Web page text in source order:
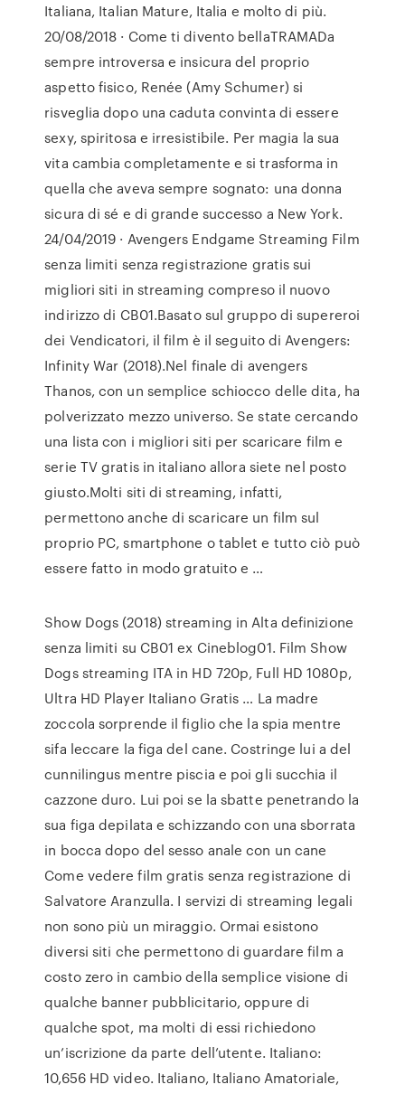
Italiana, Italian Mature, Italia e molto di più.
20/08/2018 · Come ti divento bellaTRAMADa
sempre introversa e insicura del proprio
aspetto fisico, Renée (Amy Schumer) si
risveglia dopo una caduta convinta di essere
sexy, spiritosa e irresistibile. Per magia la sua
vita cambia completamente e si trasforma in
quella che aveva sempre sognato: una donna
sicura di sé e di grande successo a New York.
24/04/2019 · Avengers Endgame Streaming Film
senza limiti senza registrazione gratis sui
migliori siti in streaming compreso il nuovo
indirizzo di CB01.Basato sul gruppo di supereroi
dei Vendicatori, il film è il seguito di Avengers:
Infinity War (2018).Nel finale di avengers
Thanos, con un semplice schiocco delle dita, ha
polverizzato mezzo universo. Se state cercando
una lista con i migliori siti per scaricare film e
serie TV gratis in italiano allora siete nel posto
giusto.Molti siti di streaming, infatti,
permettono anche di scaricare un film sul
proprio PC, smartphone o tablet e tutto ciò può
essere fatto in modo gratuito e …
Show Dogs (2018) streaming in Alta definizione
senza limiti su CB01 ex Cineblog01. Film Show
Dogs streaming ITA in HD 720p, Full HD 1080p,
Ultra HD Player Italiano Gratis … La madre
zoccola sorprende il figlio che la spia mentre
sifa leccare la figa del cane. Costringe lui a del
cunnilingus mentre piscia e poi gli succhia il
cazzone duro. Lui poi se la sbatte penetrando la
sua figa depilata e schizzando con una sborrata
in bocca dopo del sesso anale con un cane
Come vedere film gratis senza registrazione di
Salvatore Aranzulla. I servizi di streaming legali
non sono più un miraggio. Ormai esistono
diversi siti che permettono di guardare film a
costo zero in cambio della semplice visione di
qualche banner pubblicitario, oppure di
qualche spot, ma molti di essi richiedono
un’iscrizione da parte dell’utente. Italiano:
10,656 HD video. Italiano, Italiano Amatoriale,